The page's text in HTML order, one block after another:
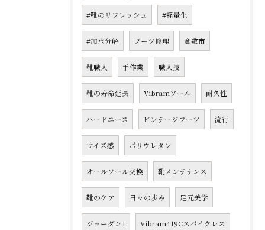
#靴のリフレッシュ #軽量化
#加水分解 ブーツ修理 倉敷市
靴職人 手作業 職人技
靴の寿命延長 Vibramソール 耐久性
ハードユース ビンテージブーツ 流行
サイズ感 ポリウレタン
オールソール交換 靴メンテナンス
靴のケア 日々の歩み 足元美学
ジョーダン1 Vibram419Cスパイクレス